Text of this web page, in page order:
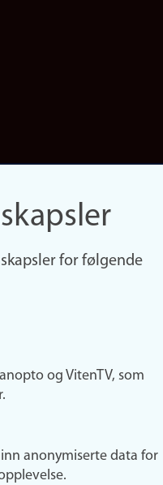
for følgende
og VitenTV, som
anonymiserte data for